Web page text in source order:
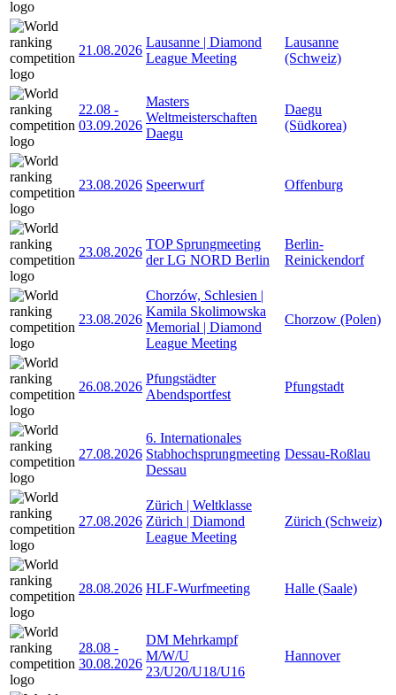
21.08.2026
Lausanne | Diamond
League Meeting
Lausanne
(Schweiz)
22.08 -
03.09.2026
Masters
Weltmeisterschaften
Daegu
Daegu
(Südkorea)
23.08.2026 Speerwurf Offenburg
23.08.2026
TOP Sprungmeeting
der LG NORD Berlin
Berlin-
Reinickendorf
23.08.2026
Chorzów, Schlesien |
Kamila Skolimowska
Memorial | Diamond
League Meeting
Chorzow (Polen)
26.08.2026
Pfungstädter
Abendsportfest
Pfungstadt
27.08.2026
6. Internationales
Stabhochsprungmeeting
Dessau
Dessau-Roßlau
27.08.2026
Zürich | Weltklasse
Zürich | Diamond
League Meeting
Zürich (Schweiz)
28.08.2026 HLF-Wurfmeeting Halle (Saale)
28.08 -
30.08.2026
DM Mehrkampf
M/W/U
23/U20/U18/U16
Hannover